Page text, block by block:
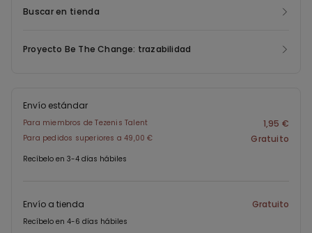
Buscar en tienda
Proyecto Be The Change: trazabilidad
Envío estándar
Para miembros de Tezenis Talent 1,95 €
Para pedidos superiores a 49,00 € Gratuito
Recíbelo en 3-4 días hábiles
Envío a tienda Gratuito
Recíbelo en 4-6 días hábiles